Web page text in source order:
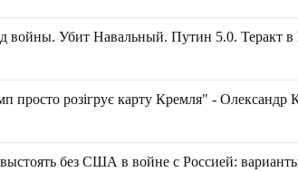
Убит Навальный. Путин 5.0. Теракт в
просто розігрує карту Кремля" - Олександр
без США в войне с Россией: